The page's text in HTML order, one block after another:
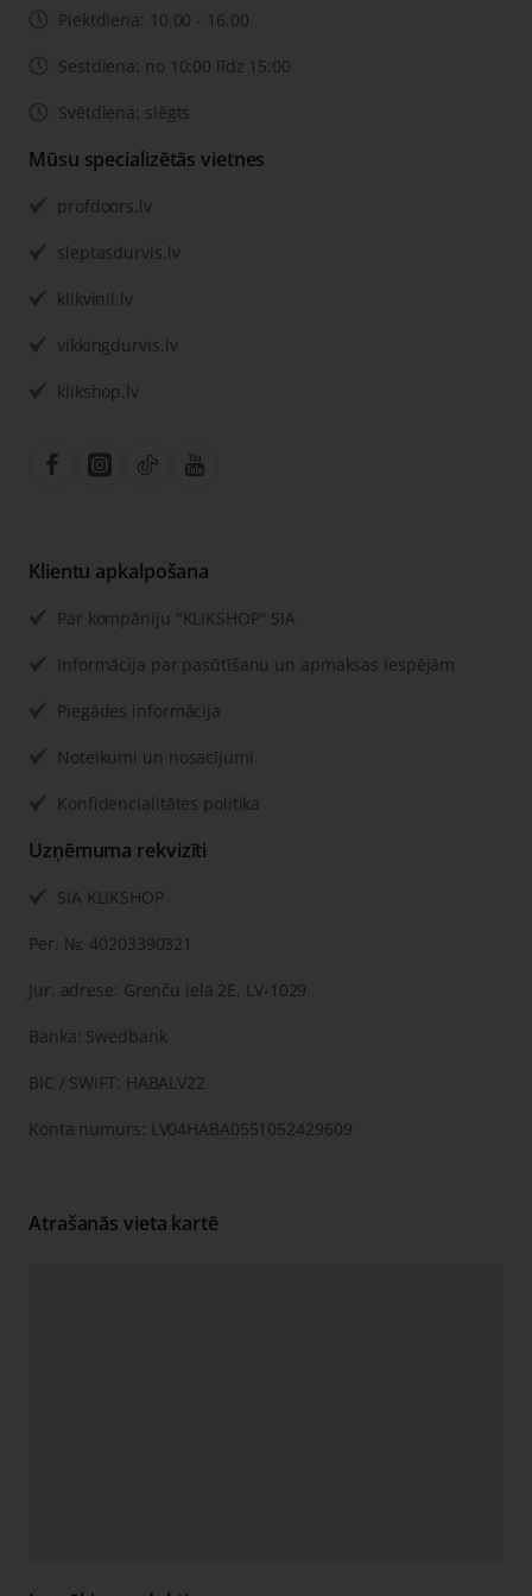
Piektdiena: 10.00 - 16.00
Sestdiena: no 10:00 līdz 15:00
Svētdiena: slēgts
Mūsu specializētās vietnes
profdoors.lv
sleptasdurvis.lv
klikvinil.lv
vikkingdurvis.lv
klikshop.lv
Klientu apkalpošana
Par kompāniju "KLIKSHOP" SIA
Informācija par pasūtīšanu un apmaksas iespējām
Piegādes informācija
Noteikumi un nosacījumi
Konfidencialitātes politika
Uzņēmuma rekvizīti
SIA KLIKSHOP
Рег. №: 40203390321
Jur. adrese: Grenču iela 2E, LV-1029
Banka: Swedbank
BIC / SWIFT: HABALV22
Konta numurs: LV04HABA0551052429609
Atrašanās vieta kartē